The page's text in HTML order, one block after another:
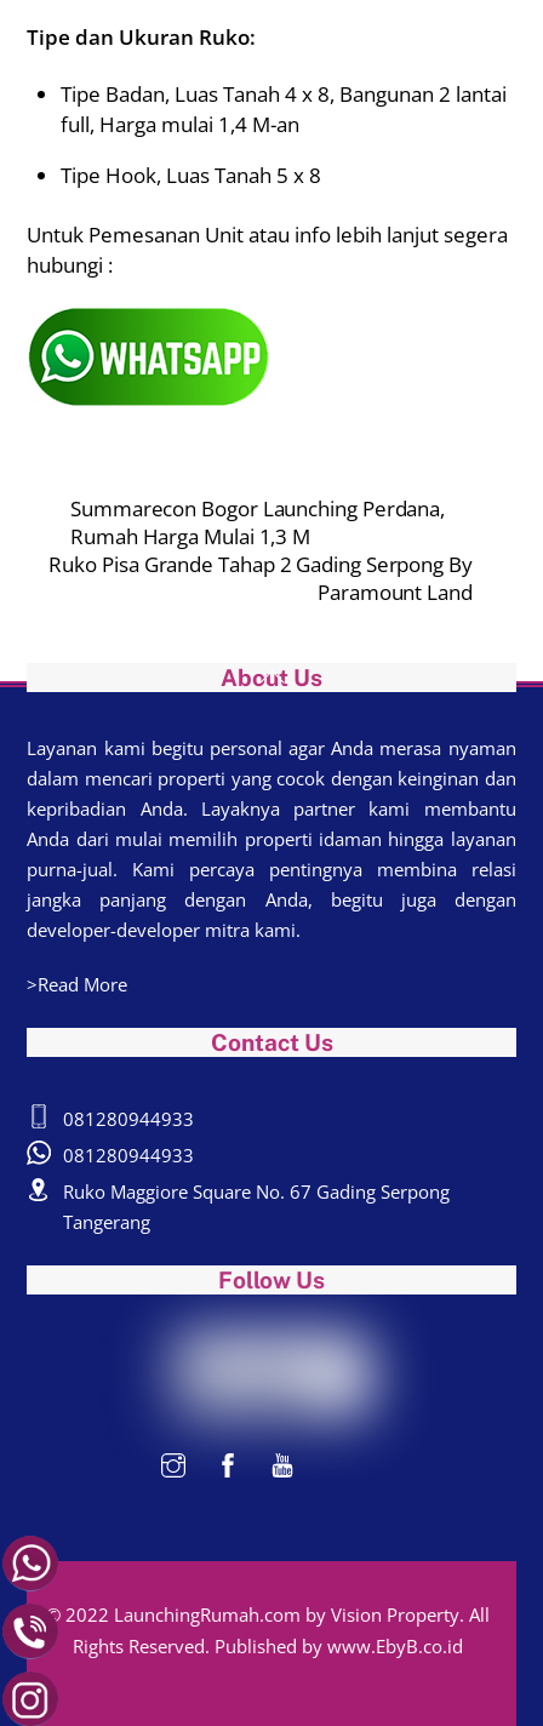
Tipe dan Ukuran Ruko:
Tipe Badan, Luas Tanah 4 x 8, Bangunan 2 lantai
full, Harga mulai 1,4 M-an
Tipe Hook, Luas Tanah 5 x 8
Untuk Pemesanan Unit atau info lebih lanjut segera
hubungi :
Summarecon Bogor Launching Perdana,
Rumah Harga Mulai 1,3 M
Ruko Pisa Grande Tahap 2 Gading Serpong By
Paramount Land
Back
About Us
Layanan kami begitu personal agar Anda merasa nyaman
dalam mencari properti yang cocok dengan keinginan dan
kepribadian Anda. Layaknya partner kami membantu
Anda dari mulai memilih properti idaman hingga layanan
purna-jual. Kami percaya pentingnya membina relasi
jangka panjang dengan Anda, begitu juga dengan
developer-developer mitra kami.
>Read More
Contact Us
081280944933
081280944933
Ruko Maggiore Square No. 67 Gading Serpong
Tangerang
Follow Us
© 2022 LaunchingRumah.com by Vision Property. All
Rights Reserved. Published bywww.EbyB.co.id